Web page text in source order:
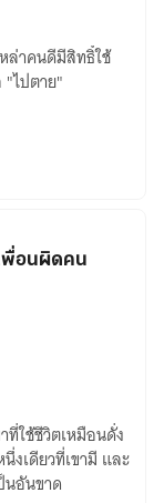
ล่าคนดีมีสิทธิ์ใช้
ไปตาย"
พื่อนผิดคน
ที่ใช้ชีวิตเหมือนดั่ง
งเดียวที่เขามี และ
นอันขาด